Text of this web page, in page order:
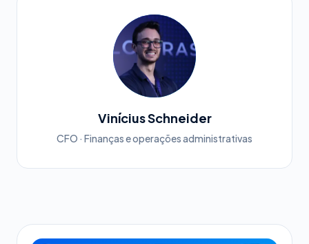
Vinícius Schneider
CFO · Finanças e operações administrativas